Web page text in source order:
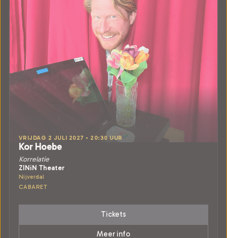
VRIJDAG 2 JULI 2027 • 20:30 UUR
Kor Hoebe
Korrelatie
ZINiN Theater
Nijverdal
CABARET
Tickets
Meer info